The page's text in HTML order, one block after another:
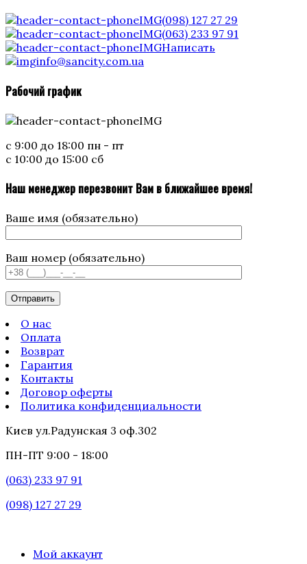
(098) 127 27 29
(063) 233 97 91
Написать
info@sancity.com.ua
Рабочий график
с 9:00 до 18:00 пн - пт
с 10:00 до 15:00 сб
Наш менеджер перезвонит Вам в ближайшее время!
Ваше имя (обязательно)
Ваш номер (обязательно)
О нас
Оплата
Возврат
Гарантия
Контакты
Договор оферты
Политика конфиденциальности
Киев ул.Радунская 3 оф.302
ПН-ПТ 9:00 - 18:00
(063) 233 97 91
(098) 127 27 29
Мой аккаунт